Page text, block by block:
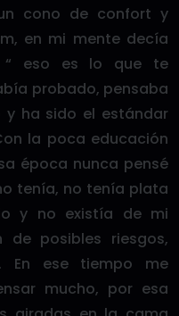
cono de confort y
en mi mente decía
“ eso es lo que te
probado, pensaba
ha sido el estándar
la poca educación
época nunca pensé
tenía, no tenía plata
y no existía de mi
de posibles riesgos,
En ese tiempo me
mucho, por esa